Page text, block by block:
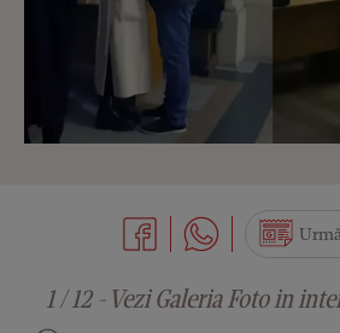
1 / 12 - Vezi Galeria Foto in